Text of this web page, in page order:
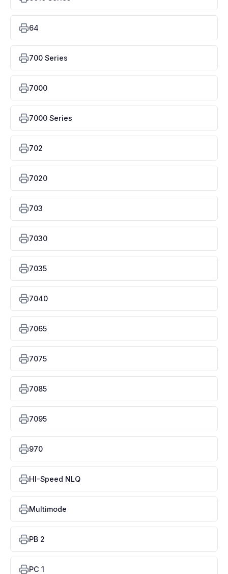
64
700 Series
7000
7000 Series
702
7020
703
7030
7035
7040
7065
7075
7085
7095
970
HI-Speed NLQ
Multimode
PB 2
PC 1